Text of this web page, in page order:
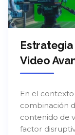
Video
En el
combinación
contenido de
factor